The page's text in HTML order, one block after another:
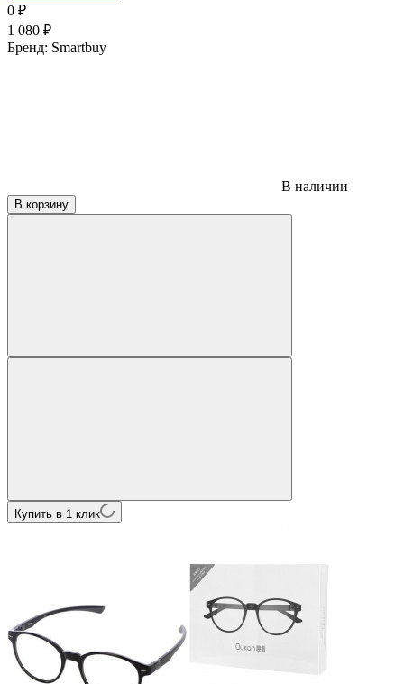
0 ₽
1 080 ₽
Бренд: Smartbuy
В наличии
В корзину
Купить в 1 клик